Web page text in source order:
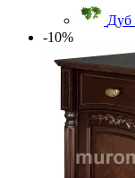
Дуб
-10%